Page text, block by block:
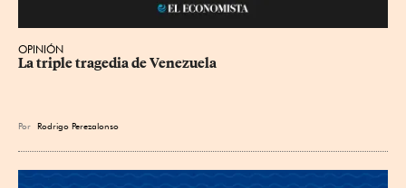
OPINIÓN
La triple tragedia de Venezuela
Por Rodrigo Perezalonso